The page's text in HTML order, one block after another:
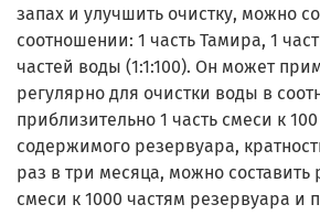
запах и улучшить очистку, можно
соотношении: 1 часть Тамира, 1
частей воды (1:1:100). Он может
регулярно для очистки воды в
приблизительно 1 часть смеси к
содержимого резервуара,
раз в три месяца, можно составить
смеси к 1000 частям резервуара и